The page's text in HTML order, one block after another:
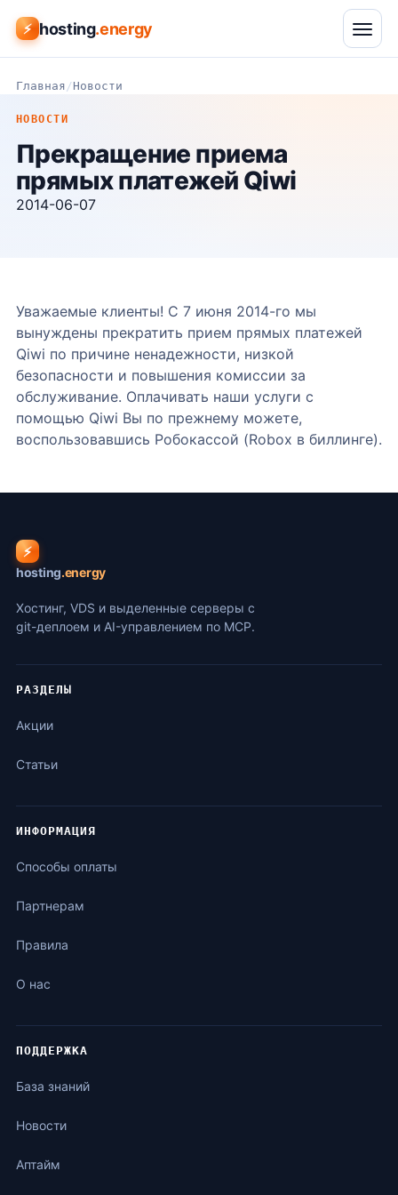
⚡ hosting.energy
Главная /Новости
НОВОСТИ
Прекращение приема
прямых платежей Qiwi
2014-06-07
Уважаемые клиенты! С 7 июня 2014-го мы
вынуждены прекратить прием прямых платежей
Qiwi по причине ненадежности, низкой
безопасности и повышения комиссии за
обслуживание. Оплачивать наши услуги с
помощью Qiwi Вы по прежнему можете,
воспользовавшись Робокассой (Robox в биллинге).
⚡
hosting.energy
Хостинг, VDS и выделенные серверы с
git-деплоем и AI-управлением по MCP.
РАЗДЕЛЫ
Акции
Статьи
ИНФОРМАЦИЯ
Способы оплаты
Партнерам
Правила
О нас
ПОДДЕРЖКА
База знаний
Новости
Аптайм